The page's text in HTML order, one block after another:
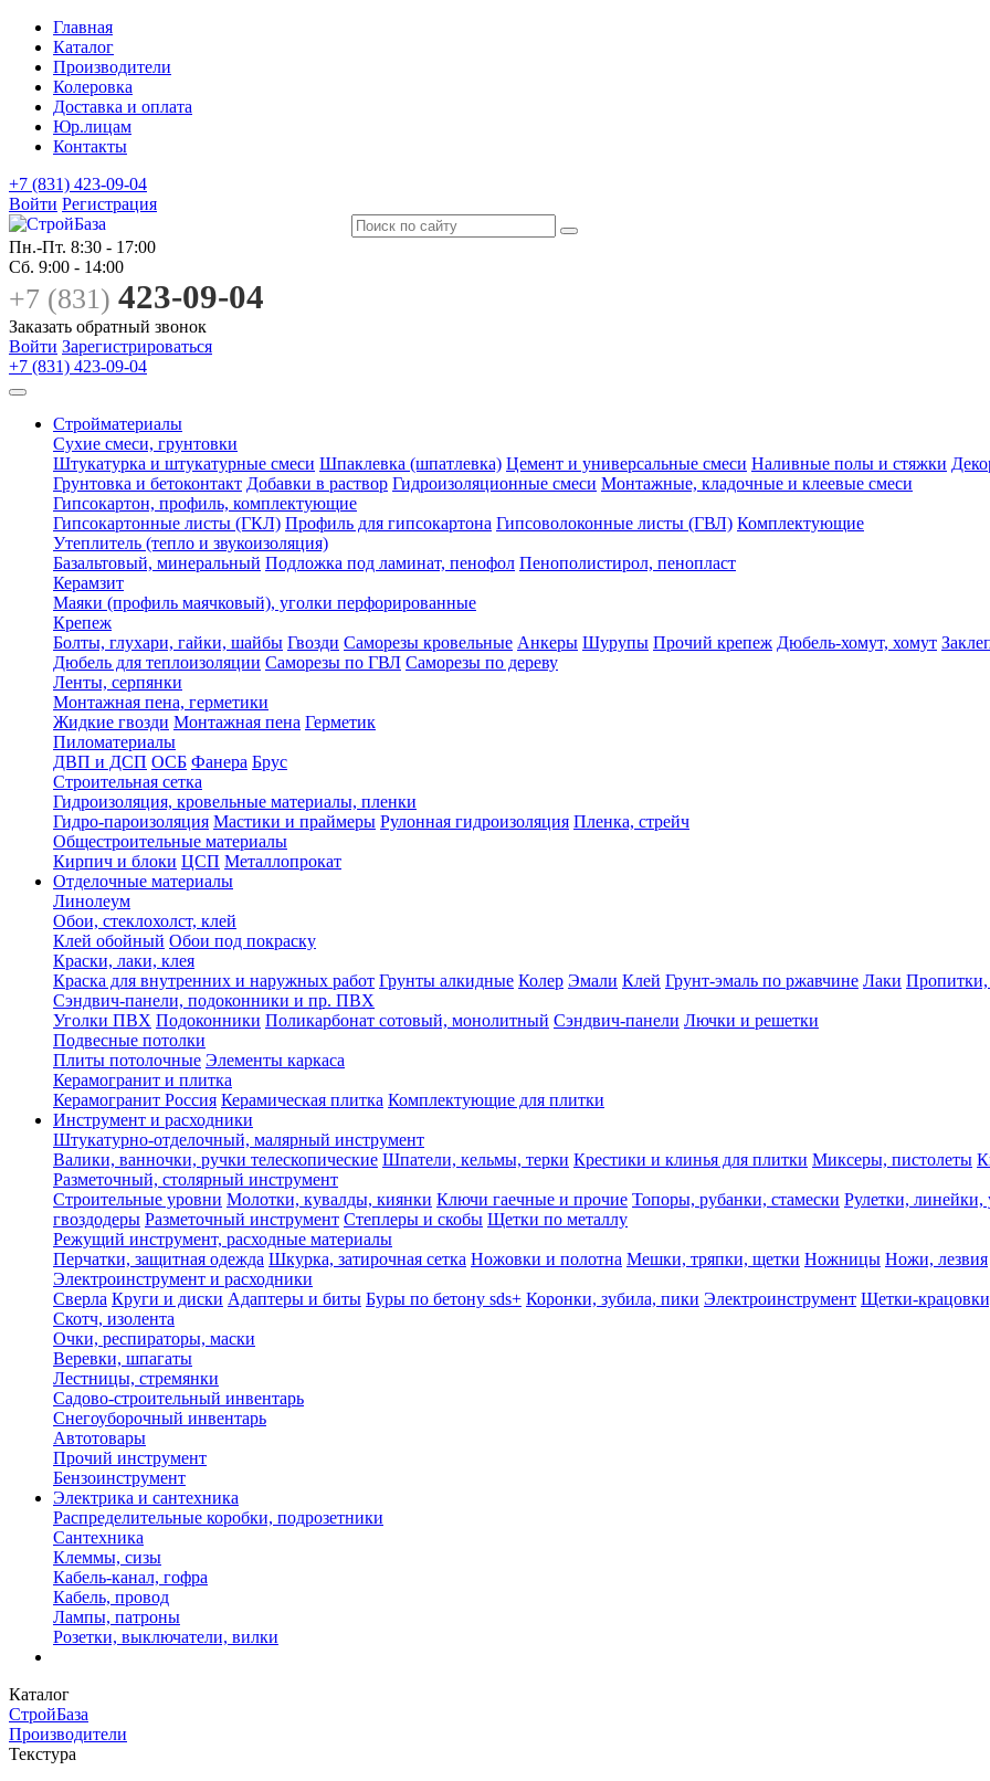
Главная
Каталог
Производители
Колеровка
Доставка и оплата
Юр.лицам
Контакты
+7 (831) 423-09-04
Войти Регистрация
Пн.-Пт. 8:30 - 17:00
Сб. 9:00 - 14:00
+7 (831) 423-09-04
Заказать обратный звонок
Войти Зарегистрироваться
+7 (831) 423-09-04
Стройматериалы
Сухие смеси, грунтовки
Штукатурка и штукатурные смеси Шпаклевка (шпатлевка) Цемент и универсальные смеси Наливные полы и стяжки
Грунтовка и бетоконтакт Добавки в раствор Гидроизоляционные смеси Монтажные, кладочные и клеевые смеси
Гипсокартон, профиль, комплектующие
Гипсокартонные листы (ГКЛ) Профиль для гипсокартона Гипсоволоконные листы (ГВЛ) Комплектующие
Утеплитель (тепло и звукоизоляция)
Базальтовый, минеральный Подложка под ламинат, пенофол Пенополистирол, пенопласт
Керамзит
Маяки (профиль маячковый), уголки перфорированные
Крепеж
Болты, глухари, гайки, шайбы Гвозди Саморезы кровельные Анкеры Шурупы Прочий крепеж Дюбель-хомут, хомут
Дюбель для теплоизоляции Саморезы по ГВЛ Саморезы по дереву
Ленты, серпянки
Монтажная пена, герметики
Жидкие гвозди Монтажная пена Герметик
Пиломатериалы
ДВП и ДСП ОСБ Фанера Брус
Строительная сетка
Гидроизоляция, кровельные материалы, пленки
Гидро-пароизоляция Мастики и праймеры Рулонная гидроизоляция Пленка, стрейч
Общестроительные материалы
Кирпич и блоки ЦСП Металлопрокат
Отделочные материалы
Линолеум
Обои, стеклохолст, клей
Клей обойный Обои под покраску
Краски, лаки, клея
Краска для внутренних и наружных работ Грунты алкидные Колер Эмали Клей Грунт-эмаль по ржавчине Лаки Пропитки,
Сэндвич-панели, подоконники и пр. ПВХ
Уголки ПВХ Подоконники Поликарбонат сотовый, монолитный Сэндвич-панели Лючки и решетки
Подвесные потолки
Плиты потолочные Элементы каркаса
Керамогранит и плитка
Керамогранит Россия Керамическая плитка Комплектующие для плитки
Инструмент и расходники
Штукатурно-отделочный, малярный инструмент
Валики, ванночки, ручки телескопические Шпатели, кельмы, терки Крестики и клинья для плитки Миксеры, пистолеты
Разметочный, столярный инструмент
Строительные уровни Молотки, кувалды, киянки Ключи гаечные и прочие Топоры, рубанки, стамески Рулетки, линейки,
гвоздодеры Разметочный инструмент Степлеры и скобы Щетки по металлу
Режущий инструмент, расходные материалы
Перчатки, защитная одежда Шкурка, затирочная сетка Ножовки и полотна Мешки, тряпки, щетки Ножницы Ножи, лезвия
Электроинструмент и расходники
Сверла Круги и диски Адаптеры и биты Буры по бетону sds+ Коронки, зубила, пики Электроинструмент Щетки-
Скотч, изолента
Очки, респираторы, маски
Веревки, шпагаты
Лестницы, стремянки
Садово-строительный инвентарь
Снегоуборочный инвентарь
Автотовары
Прочий инструмент
Бензоинструмент
Электрика и сантехника
Распределительные коробки, подрозетники
Сантехника
Клеммы, сизы
Кабель-канал, гофра
Кабель, провод
Лампы, патроны
Розетки, выключатели, вилки
Каталог
СтройБаза
Производители
Текстура